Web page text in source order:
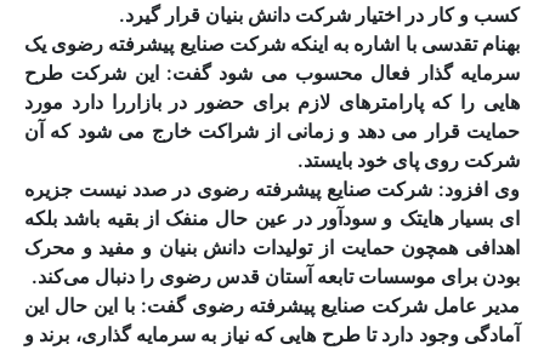
کسب و کار در اختیار شرکت دانش بنیان قرار گیرد.
بهنام تقدسی با اشاره به اینکه شرکت صنایع پیشرفته رضوی یک
سرمایه گذار فعال محسوب می شود گفت: این شرکت طرح
هایی را که پارامترهای لازم برای حضور در بازاررا دارد مورد
حمایت قرار می دهد و زمانی از شراکت خارج می شود که آن
شرکت روی پای خود بایستد.
وی افزود: شرکت صنایع پیشرفته رضوی در صدد نیست جزیره
ای بسیار هایتک و سودآور در عین حال منفک از بقیه باشد بلکه
اهدافی همچون حمایت از تولیدات دانش بنیان و مفید و محرک
بودن برای موسسات تابعه آستان قدس رضوی را دنبال می‌کند.
مدیر عامل شرکت صنایع پیشرفته رضوی گفت: با این حال این
آمادگی وجود دارد تا طرح هایی که نیاز به سرمایه گذاری، برند و